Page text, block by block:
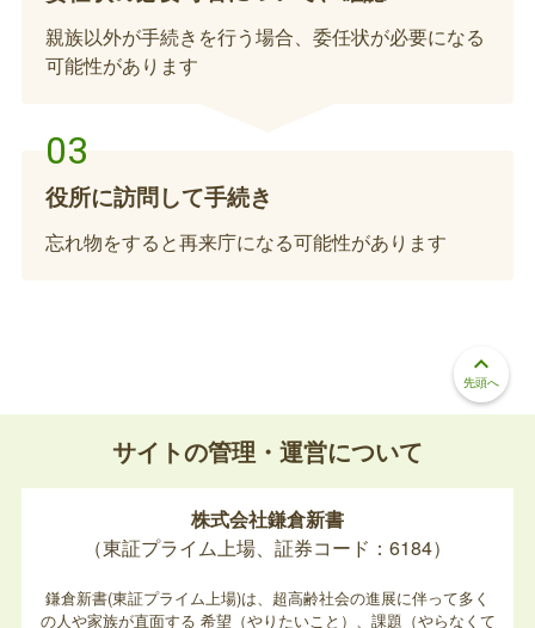
亡くなられた方が児童手当の対象児童の場合、手続
きが必要になります。
亡くなられた方が児童扶養手当の対象児童の場合、
手続きが必要になります。
妊婦支援給付金の手続き
妊娠届出後に死産された場合、胎児の人数を届け出
ていただくことで胎児の人数×5万円の給付金を受
親族以外が手続きを行う場合、委任状が必要になる
可能性があります
役所に訪問して手続き
忘れ物をすると再来庁になる可能性があります
サイトの管理・運営について
株式会社鎌倉新書
（東証プライム上場、証券コード：6184）
鎌倉新書(東証プライム上場)は、超高齢社会の進展に伴って多く
の人や家族が直面する 希望（やりたいこと）、課題（やらなくて
keyboard_arrow_up
先頭へ